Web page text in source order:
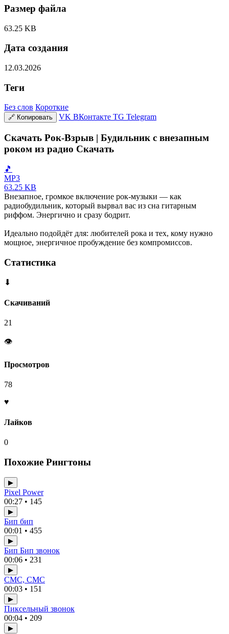
Размер файла
63.25 KB
Дата создания
12.03.2026
Теги
Без слов Короткие
🔗 Копировать VK ВКонтакте TG Telegram
Скачать Рок-Взрыв | Будильник с внезапным
роком из радио Скачать
🎵
MP3
63.25 KB
Внезапное, громкое включение рок-музыки — как
радиобудильник, который вырвал вас из сна гитарным
риффом. Энергично и сразу бодрит.
Идеально подойдёт для: любителей рока и тех, кому нужно
мощное, энергичное пробуждение без компромиссов.
Статистика
⬇
Скачиваний
21
👁
Просмотров
78
♥
Лайков
0
Похожие Рингтоны
▶
Pixel Power
00:27 • 145
▶
Бип бип
00:01 • 455
▶
Бип Бип звонок
00:06 • 231
▶
СМС, СМС
00:03 • 151
▶
Пиксельный звонок
00:04 • 209
▶